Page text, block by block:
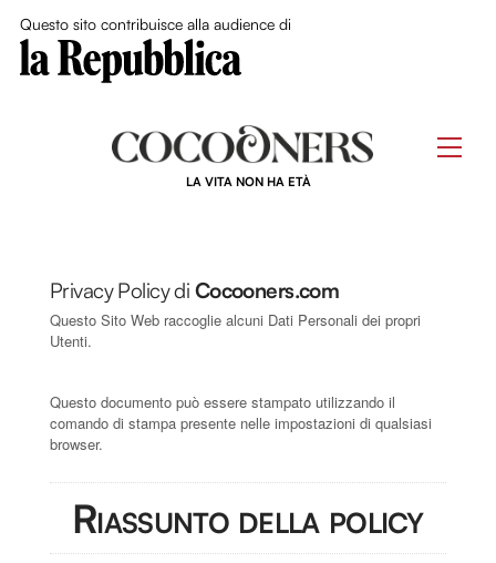
Questo sito contribuisce alla audience di
LA VITA NON HA ETÀ
Privacy Policy di Cocooners.com
Questo Sito Web raccoglie alcuni Dati Personali dei propri
Utenti.
Questo documento può essere stampato utilizzando il
comando di stampa presente nelle impostazioni di qualsiasi
browser.
Riassunto della policy